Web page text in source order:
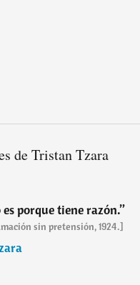
de Tristan Tzara
porque tiene razón.”
sin pretensión, 1924.]